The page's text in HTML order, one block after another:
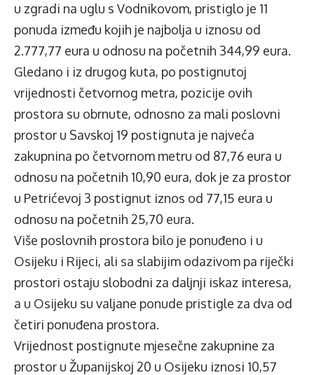
u zgradi na uglu s Vodnikovom, pristiglo je 11
ponuda između kojih je najbolja u iznosu od
2.777,77 eura u odnosu na početnih 344,99 eura.
Gledano i iz drugog kuta, po postignutoj
vrijednosti četvornog metra, pozicije ovih
prostora su obrnute, odnosno za mali poslovni
prostor u Savskoj 19 postignuta je najveća
zakupnina po četvornom metru od 87,76 eura u
odnosu na početnih 10,90 eura, dok je za prostor
u Petrićevoj 3 postignut iznos od 77,15 eura u
odnosu na početnih 25,70 eura.
Više poslovnih prostora bilo je ponuđeno i u
Osijeku i Rijeci, ali sa slabijim odazivom pa riječki
prostori ostaju slobodni za daljnji iskaz interesa,
a u Osijeku su valjane ponude pristigle za dva od
četiri ponuđena prostora.
Vrijednost postignute mjesečne zakupnine za
prostor u Županijskoj 20 u Osijeku iznosi 10,57